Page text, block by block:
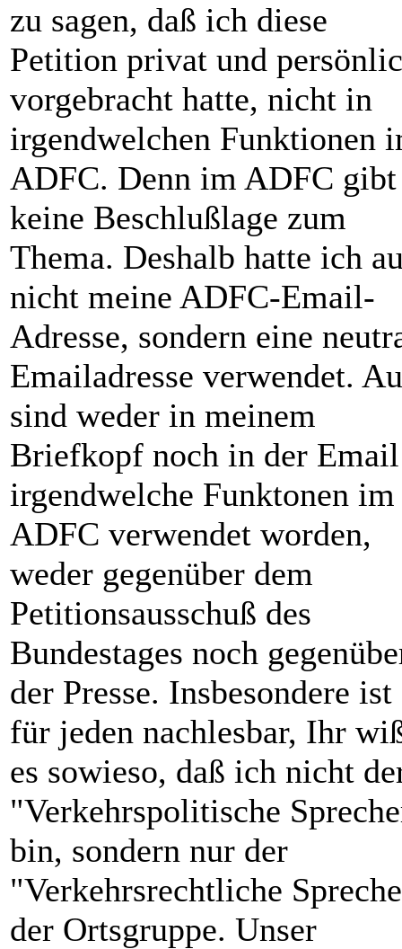
zu sagen, daß ich diese
Petition privat und
vorgebracht hatte, nicht in
irgendwelchen Funktionen
ADFC. Denn im ADFC gibt
keine Beschlußlage zum
Thema. Deshalb hatte ich
nicht meine ADFC-Email-
Adresse, sondern eine
Emailadresse verwendet.
sind weder in meinem
Briefkopf noch in der Email
irgendwelche Funktonen im
ADFC verwendet worden,
weder gegenüber dem
Petitionsausschuß des
Bundestages noch
der Presse. Insbesondere ist
für jeden nachlesbar, Ihr
es sowieso, daß ich nicht
"Verkehrspolitische
bin, sondern nur der
"Verkehrsrechtliche
der Ortsgruppe. Unser